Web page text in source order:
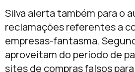
Silva alerta também para o
reclamações referentes a
empresas-fantasma.
aproveitam do período de
sites de compras falsos